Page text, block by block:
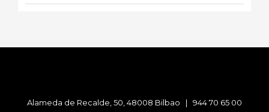
Alameda de Recalde, 50, 48008 Bilbao | 944 70 65 00